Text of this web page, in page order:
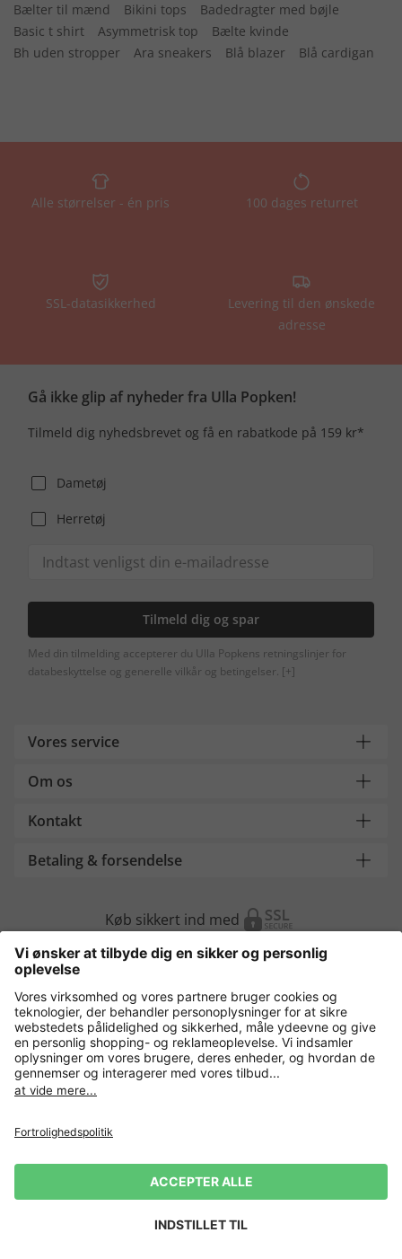
Bælter til mænd Bikini tops
Badedragter med bøjle
Basic t shirt
Asymmetrisk top
Bælte kvinde
Bh uden stropper
Ara sneakers Blå blazer Blå cardigan
Alle størrelser - én pris 100 dages returret
SSL-datasikkerhed
Levering til den ønskede
adresse
Gå ikke glip af nyheder fra Ulla Popken!
Tilmeld dig nyhedsbrevet og få en rabatkode på 159 kr*
Dametøj
Herretøj
Tilmeld dig og spar
Med din tilmelding accepterer du Ulla Popkens retningslinjer for
databeskyttelse og generelle vilkår og betingelser. [+]
Vores service
Om os
Kontakt
Betaling & forsendelse
Køb sikkert ind med
Flere webshops
Danmark
Gør brug af fortrydelsesret
Virksomhedsinformation
Cookie-indstillinger